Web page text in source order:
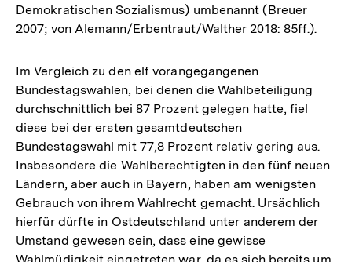
Demokratischen Sozialismus) umbenannt (Breuer
2007; von Alemann/Erbentraut/Walther 2018: 85ff.).
Im Vergleich zu den elf vorangegangenen
Bundestagswahlen, bei denen die Wahlbeteiligung
durchschnittlich bei 87 Prozent gelegen hatte, fiel
diese bei der ersten gesamtdeutschen
Bundestagswahl mit 77,8 Prozent relativ gering aus.
Insbesondere die Wahlberechtigten in den fünf neuen
Ländern, aber auch in Bayern, haben am wenigsten
Gebrauch von ihrem Wahlrecht gemacht. Ursächlich
hierfür dürfte in Ostdeutschland unter anderem der
Umstand gewesen sein, dass eine gewisse